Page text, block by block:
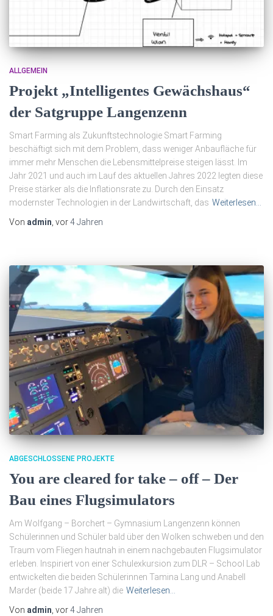
ALLGEMEIN
Projekt „Intelligentes Gewächshaus“
der Satgruppe Langenzenn
Smart Farming als Zukunftstechnologie Smart Farming
beschäftigt sich mit dem Problem, dass weniger Anbaufläche für
immer mehr Menschen die Lebensmittelpreise steigen lässt. Im
Jahr 2021 und auch im Lauf des aktuellen Jahres 2022 legten diese
Preise stärker als die Inflationsrate zu. Durch den Einsatz
modernster Technologien in der Landwirtschaft, das Weiterlesen…
Von admin , vor4 Jahren
ABGESCHLOSSENE PROJEKTE
You are cleared for take – off – Der
Bau eines Flugsimulators
Am Wolfgang – Borchert – Gymnasium Langenzenn können
Schülerinnen und Schüler bald über den Wolken schweben und den
Traum vom Fliegen hautnah in einem nachgebauten Flugsimulator
erleben. Inspiriert von einer Schulexkursion zum DLR – School Lab
entwickelten die beiden Schülerinnen Tamina Lang und Anabell
Marder (beide 17 Jahre alt) die Weiterlesen…
Von admin, vor4 Jahren